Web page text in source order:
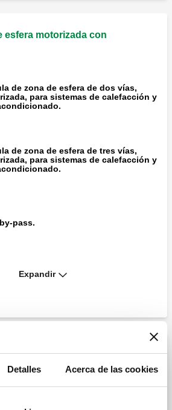
Detalles Acerca de las cookies
y aire acondicionado.
esfera motorizada con
de zona de esfera de dos vías,
para sistemas de calefacción y
de zona de esfera de tres vías,
para sistemas de calefacción y
pass.
de recambio con mando de 2
aislante para válvulas de zona de
Expandir
de dos vías para